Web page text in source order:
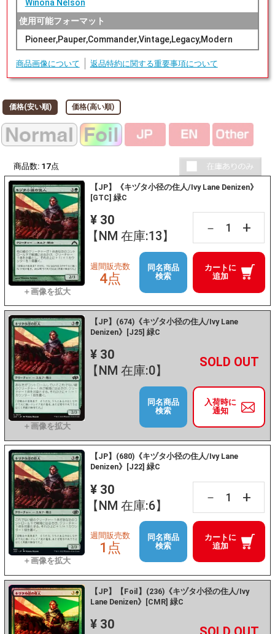
Winona Nelson
使用可能フォーマット
Pioneer,Pauper,Commander,Vintage,Legacy,Modern
商品画像について 返品特約に関する重要事項について
価格(安い順) 価格(高い順)
商品数: 17点
【JP】《キヅタ小径の住人/Ivy Lane Denizen》
[GTC] 緑C
¥ 30
【NM 在庫:13】
－ +
カートに
追加
週間販売数
4点
同名商品
検索
【JP】(674)《キヅタ小径の住人/Ivy Lane
Denizen》[J25] 緑C
¥ 30
【NM 在庫:0】
－ +
入荷時に
通知
同名商品
検索
【JP】(680)《キヅタ小径の住人/Ivy Lane
Denizen》[J22] 緑C
¥ 30
【NM 在庫:6】
－ +
カートに
追加
週間販売数
1点
同名商品
検索
【JP】【Foil】(236)《キヅタ小径の住人/Ivy
Lane Denizen》[CMR] 緑C
¥ 30